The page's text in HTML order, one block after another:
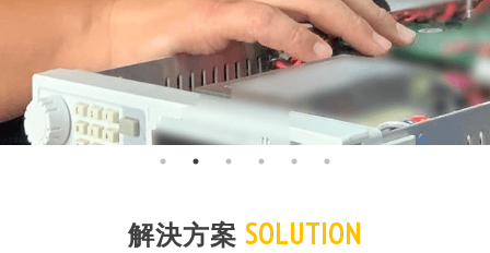
解決方案 SOLUTION